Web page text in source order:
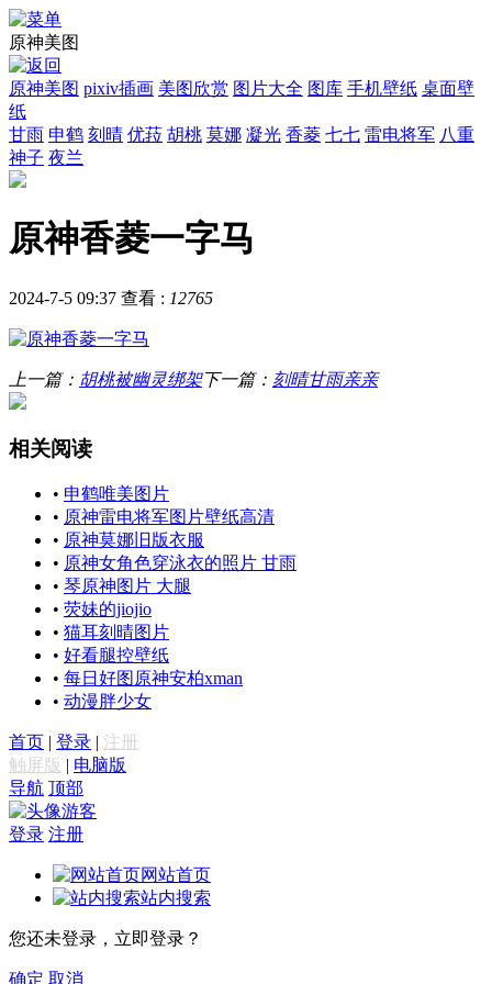
原神美图
原神美图 pixiv插画 美图欣赏 图片大全 图库 手机壁纸 桌面壁
纸
甘雨 申鹤 刻晴 优菈 胡桃 莫娜 凝光 香菱 七七 雷电将军 八重
神子 夜兰
原神香菱一字马
2024-7-5 09:37 查看 : 12765
上一篇： 胡桃被幽灵绑架下一篇： 刻晴甘雨亲亲
相关阅读
• 申鹤唯美图片
• 原神雷电将军图片壁纸高清
• 原神莫娜旧版衣服
• 原神女角色穿泳衣的照片 甘雨
• 琴原神图片 大腿
• 荧妹的jiojio
• 猫耳刻晴图片
• 好看腿控壁纸
• 每日好图原神安柏xman
• 动漫胖少女
首页 | 登录 | 注册
触屏版 | 电脑版
导航 顶部
游客
登录 注册
网站首页
站内搜索
您还未登录，立即登录？
确定 取消